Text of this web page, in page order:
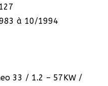
à 10/1994
33 / 1.2 – 57KW /